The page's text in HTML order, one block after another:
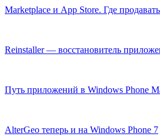
Marketplace и App Store. Где
Reinstaller — восстановитель
Путь приложений в Windows Phone
AlterGeo теперь и на Windows Phone 7